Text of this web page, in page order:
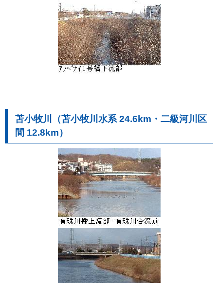
苫小牧川（苫小牧川水系 24.6km・二級河川区
間 12.8km）